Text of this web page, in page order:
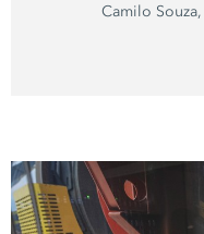
Camilo